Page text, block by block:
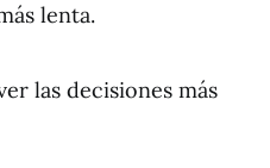
lenta.
las decisiones más